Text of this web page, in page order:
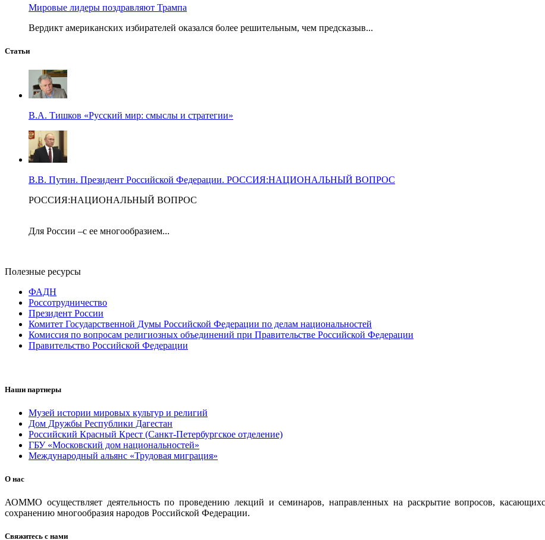
Мировые лидеры поздравляют Трампа
Вердикт американских избирателей оказался более решительным, чем предсказыв...
Статьи
В.А. Тишков «Русский мир: смыслы и стратегии»
В.В. Путин. Президент Российской Федерации. РОССИЯ:НАЦИОНАЛЬНЫЙ ВОПРОС
РОССИЯ:НАЦИОНАЛЬНЫЙ ВОПРОС
Для России –с ее многообразием...
Полезные ресурсы
ФАДН
Россотрудничество
Президент России
Комитет Государственной Думы Российской Федерации по делам национальностей
Комиссия по вопросам религиозных объединений при Правительстве Российской Федерации
Правительство Российской Федерации
Наши партнеры
Музей истории мировых культур и религий
Дом Дружбы Республики Дагестан
Российский Красный Крест (Санкт-Петербургское отделение)
ГБУ «Московский дом национальностей»
Международный альянс «Трудовая миграция»
О нас
АОММО осуществляет деятельность по проведению лекций и семинаров, направленных на раскрытие вопросов,
сохранению многообразия народов Российской Федерации.
Свяжитесь с нами